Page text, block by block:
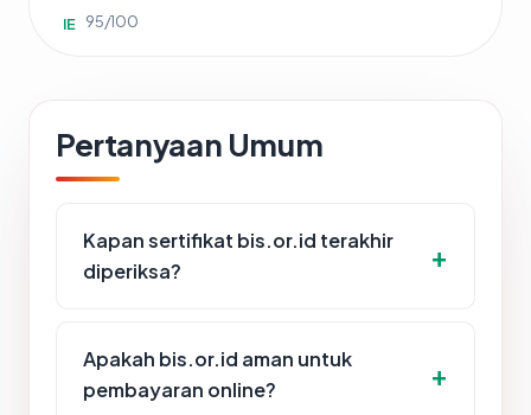
IE 95/100
Pertanyaan Umum
Kapan sertifikat bis.or.id terakhir
diperiksa?
Apakah bis.or.id aman untuk
pembayaran online?